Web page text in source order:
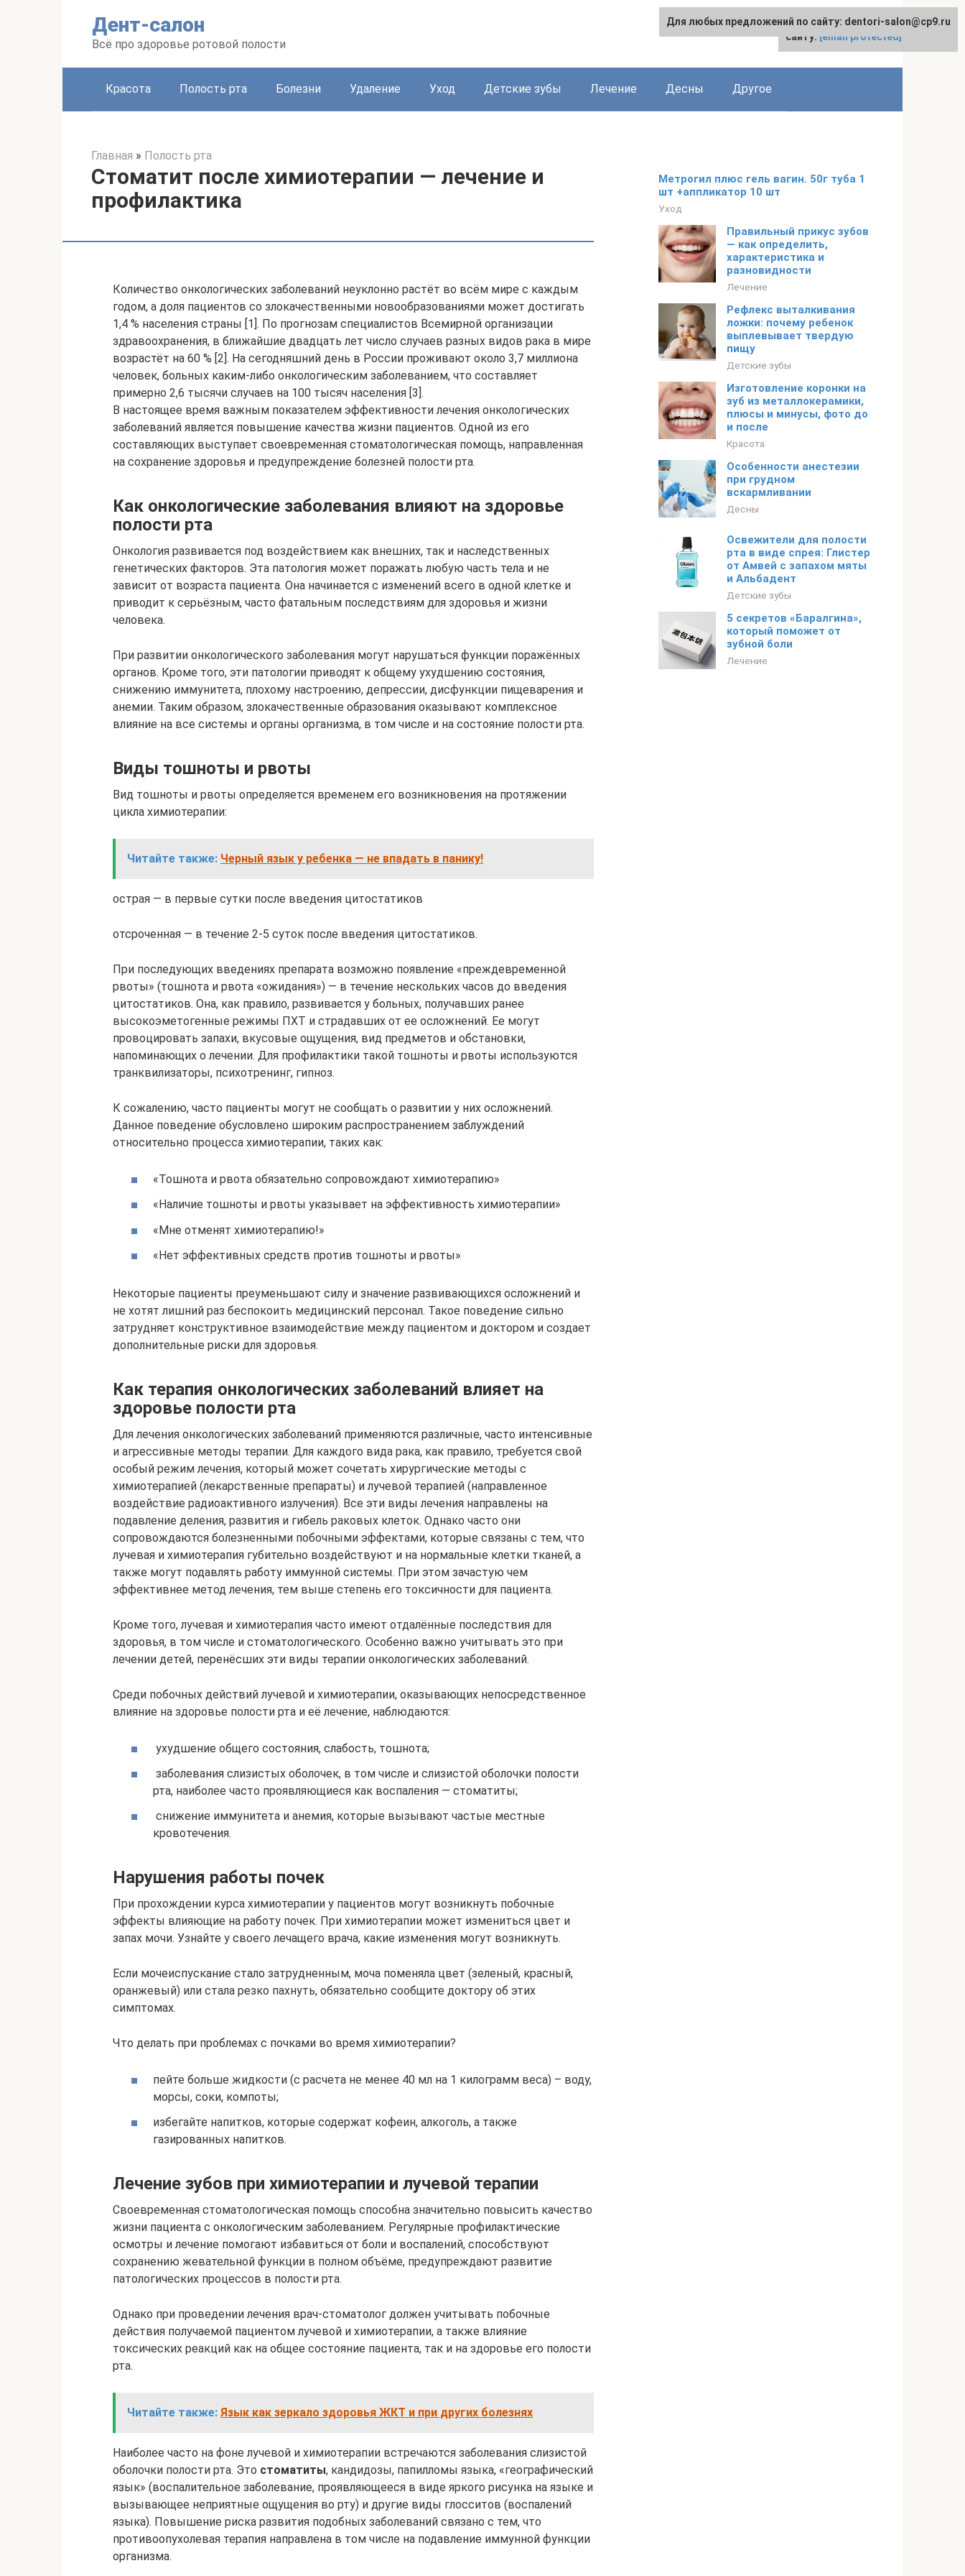
Дент-салон
Всё про здоровье ротовой полости
English
Красота Полость рта Болезни Удаление Уход Детские зубы Лечение Десны Другое
Главная » Полость рта
Стоматит после химиотерапии — лечение и
профилактика
Количество онкологических заболеваний неуклонно растëт во всём мире с каждым
годом, а доля пациентов со злокачественными новообразованиями может достигать
1,4 % населения страны [1]. По прогнозам специалистов Всемирной организации
здравоохранения, в ближайшие двадцать лет число случаев разных видов рака в мире
возрастёт на 60 % [2]. На сегодняшний день в России проживают около 3,7 миллиона
человек, больных каким-либо онкологическим заболеванием, что составляет
примерно 2,6 тысячи случаев на 100 тысяч населения [3].
В настоящее время важным показателем эффективности лечения онкологических
заболеваний является повышение качества жизни пациентов. Одной из его
составляющих выступает своевременная стоматологическая помощь, направленная
на сохранение здоровья и предупреждение болезней полости рта.
Как онкологические заболевания влияют на здоровье
полости рта
Онкология развивается под воздействием как внешних, так и наследственных
генетических факторов. Эта патология может поражать любую часть тела и не
зависит от возраста пациента. Она начинается с изменений всего в одной клетке и
приводит к серьëзным, часто фатальным последствиям для здоровья и жизни
человека.
При развитии онкологического заболевания могут нарушаться функции поражëнных
органов. Кроме того, эти патологии приводят к общему ухудшению состояния,
снижению иммунитета, плохому настроению, депрессии, дисфункции пищеварения и
анемии. Таким образом, злокачественные образования оказывают комплексное
влияние на все системы и органы организма, в том числе и на состояние полости рта.
Виды тошноты и рвоты
Вид тошноты и рвоты определяется временем его возникновения на протяжении
цикла химиотерапии:
Читайте также: Черный язык у ребенка — не впадать в панику!
острая — в первые сутки после введения цитостатиков
отсроченная — в течение 2-5 суток после введения цитостатиков.
При последующих введениях препарата возможно появление «преждевременной
рвоты» (тошнота и рвота «ожидания») — в течение нескольких часов до введения
цитостатиков. Она, как правило, развивается у больных, получавших ранее
высокоэметогенные режимы ПХТ и страдавших от ее осложнений. Ее могут
провоцировать запахи, вкусовые ощущения, вид предметов и обстановки,
напоминающих о лечении. Для профилактики такой тошноты и рвоты используются
транквилизаторы, психотренинг, гипноз.
К сожалению, часто пациенты могут не сообщать о развитии у них осложнений.
Данное поведение обусловлено широким распространением заблуждений
относительно процесса химиотерапии, таких как:
«Тошнота и рвота обязательно сопровождают химиотерапию»
«Наличие тошноты и рвоты указывает на эффективность химиотерапии»
«Мне отменят химиотерапию!»
«Нет эффективных средств против тошноты и рвоты»
Некоторые пациенты преуменьшают силу и значение развивающихся осложнений и
не хотят лишний раз беспокоить медицинский персонал. Такое поведение сильно
затрудняет конструктивное взаимодействие между пациентом и доктором и создает
дополнительные риски для здоровья.
Как терапия онкологических заболеваний влияет на
здоровье полости рта
Для лечения онкологических заболеваний применяются различные, часто интенсивные
и агрессивные методы терапии. Для каждого вида рака, как правило, требуется свой
особый режим лечения, который может сочетать хирургические методы с
химиотерапией (лекарственные препараты) и лучевой терапией (направленное
воздействие радиоактивного излучения). Все эти виды лечения направлены на
подавление деления, развития и гибель раковых клеток. Однако часто они
сопровождаются болезненными побочными эффектами, которые связаны с тем, что
лучевая и химиотерапия губительно воздействуют и на нормальные клетки тканей, а
также могут подавлять работу иммунной системы. При этом зачастую чем
эффективнее метод лечения, тем выше степень его токсичности для пациента.
Кроме того, лучевая и химиотерапия часто имеют отдалённые последствия для
здоровья, в том числе и стоматологического. Особенно важно учитывать это при
лечении детей, перенёсших эти виды терапии онкологических заболеваний.
Среди побочных действий лучевой и химиотерапии, оказывающих непосредственное
влияние на здоровье полости рта и еë лечение, наблюдаются:
ухудшение общего состояния, слабость, тошнота;
заболевания слизистых оболочек, в том числе и слизистой оболочки полости
рта, наиболее часто проявляющиеся как воспаления — стоматиты;
снижение иммунитета и анемия, которые вызывают частые местные
кровотечения.
Нарушения работы почек
При прохождении курса химиотерапии у пациентов могут возникнуть побочные
эффекты влияющие на работу почек. При химиотерапии может измениться цвет и
запах мочи. Узнайте у своего лечащего врача, какие изменения могут возникнуть.
Если мочеиспускание стало затрудненным, моча поменяла цвет (зеленый, красный,
оранжевый) или стала резко пахнуть, обязательно сообщите доктору об этих
симптомах.
Что делать при проблемах с почками во время химиотерапии?
пейте больше жидкости (с расчета не менее 40 мл на 1 килограмм веса) – воду,
морсы, соки, компоты;
избегайте напитков, которые содержат кофеин, алкоголь, а также
газированных напитков.
Лечение зубов при химиотерапии и лучевой терапии
Своевременная стоматологическая помощь способна значительно повысить качество
жизни пациента с онкологическим заболеванием. Регулярные профилактические
осмотры и лечение помогают избавиться от боли и воспалений, способствуют
сохранению жевательной функции в полном объёме, предупреждают развитие
патологических процессов в полости рта.
Однако при проведении лечения врач-стоматолог должен учитывать побочные
действия получаемой пациентом лучевой и химиотерапии, а также влияние
токсических реакций как на общее состояние пациента, так и на здоровье его полости
рта.
Читайте также: Язык как зеркало здоровья ЖКТ и при других болезнях
Наиболее часто на фоне лучевой и химиотерапии встречаются заболевания слизистой
оболочки полости рта. Это стоматиты, кандидозы, папилломы языка, «географический
язык» (воспалительное заболевание, проявляющееся в виде яркого рисунка на языке и
вызывающее неприятные ощущения во рту) и другие виды глосситов (воспалений
языка). Повышение риска развития подобных заболеваний связано с тем, что
противоопухолевая терапия направлена в том числе на подавление иммунной функции
организма.
Метрогил плюс гель вагин. 50г туба 1
шт +аппликатор 10 шт
Уход
Правильный прикус зубов
— как определить,
характеристика и
разновидности
Лечение
Рефлекс выталкивания
ложки: почему ребенок
выплевывает твердую
пищу
Детские зубы
Изготовление коронки на
зуб из металлокерамики,
плюсы и минусы, фото до
и после
Красота
Особенности анестезии
при грудном
вскармливании
Десны
Освежители для полости
рта в виде спрея: Глистер
от Амвей с запахом мяты
и Альбадент
Детские зубы
5 секретов «Баралгина»,
который поможет от
зубной боли
Лечение
Для любых предложений по
сайту: [email protected]
Для любых предложений по сайту: dentori-salon@cp9.ru